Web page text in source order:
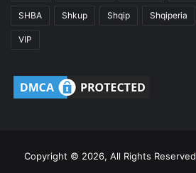
SHBA Shkup Shqip Shqiperia
VIP
Copyright © 2026, All Rights Reserved